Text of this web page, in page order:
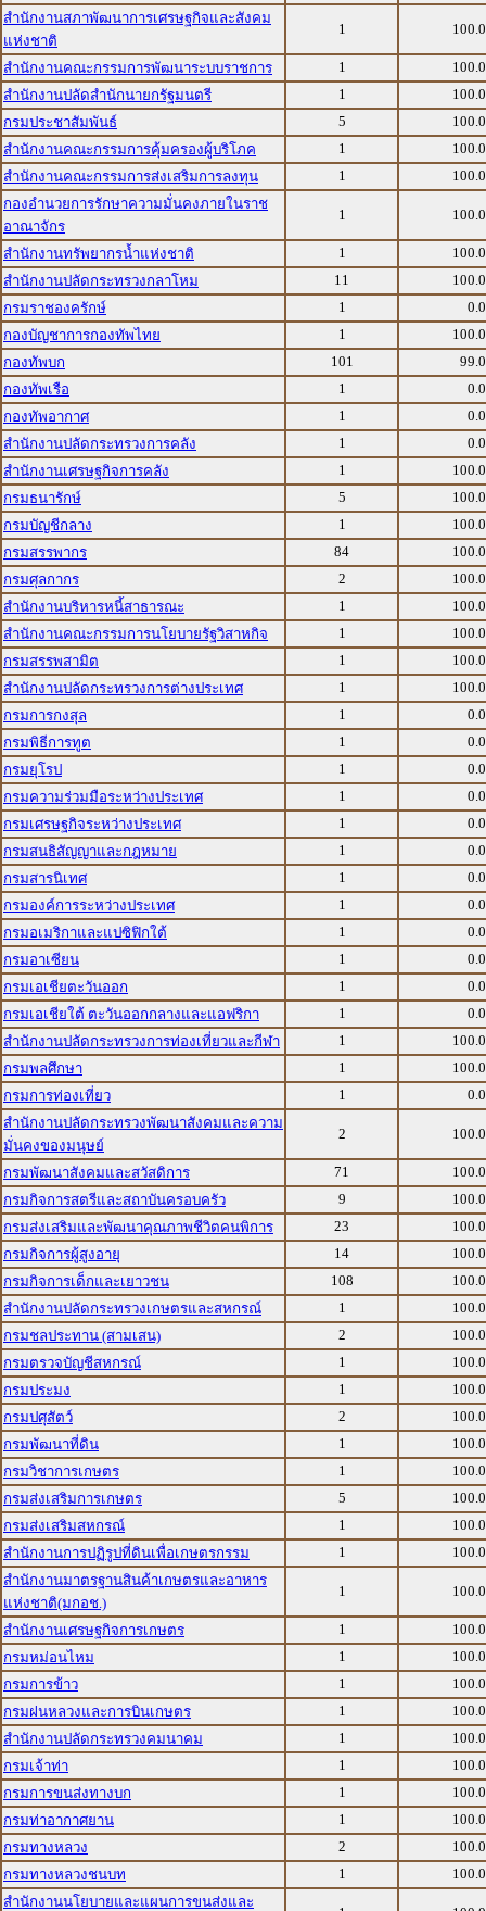
สำนักงานสภาพัฒนาการเศรษฐกิจและสังคม
แห่งชาติ
1
สำนักงานคณะกรรมการพัฒนาระบบราชการ 1
สำนักงานปลัดสำนักนายกรัฐมนตรี
1
กรมประชาสัมพันธ์
5
สำนักงานคณะกรรมการคุ้มครองผู้บริโภค
1
สำนักงานคณะกรรมการส่งเสริมการลงทุน
1
กองอำนวยการรักษาความมั่นคงภายในราช
อาณาจักร
1
สำนักงานทรัพยากรน้ำแห่งชาติ 1
สำนักงานปลัดกระทรวงกลาโหม
11
กรมราชองครักษ์
1
กองบัญชาการกองทัพไทย
1
กองทัพบก
101
กองทัพเรือ
1
กองทัพอากาศ
1
สำนักงานปลัดกระทรวงการคลัง
1
สำนักงานเศรษฐกิจการคลัง
1
กรมธนารักษ์
5
กรมบัญชีกลาง
1
กรมสรรพากร
84
กรมศุลกากร
2
สำนักงานบริหารหนี้สาธารณะ
1
สำนักงานคณะกรรมการนโยบายรัฐวิสาหกิจ
1
กรมสรรพสามิต
1
สำนักงานปลัดกระทรวงการต่างประเทศ
1
กรมการกงสุล
1
กรมพิธีการทูต
1
กรมยุโรป
1
กรมความร่วมมือระหว่างประเทศ
1
กรมเศรษฐกิจระหว่างประเทศ
1
กรมสนธิสัญญาและกฎหมาย
1
กรมสารนิเทศ
1
กรมองค์การระหว่างประเทศ
1
กรมอเมริกาและแปซิฟิกใต้
1
กรมอาเซียน
1
กรมเอเชียตะวันออก
1
กรมเอเชียใต้ ตะวันออกกลางและแอฟริกา
1
สำนักงานปลัดกระทรวงการท่องเที่ยวและกีฬา
1
กรมพลศึกษา
1
กรมการท่องเที่ยว
1
สำนักงานปลัดกระทรวงพัฒนาสังคมและความ
มั่นคงของมนุษย์
2
กรมพัฒนาสังคมและสวัสดิการ 71
กรมกิจการสตรีและสถาบันครอบครัว
9
กรมส่งเสริมและพัฒนาคุณภาพชีวิตคนพิการ
23
กรมกิจการผู้สูงอายุ
14
กรมกิจการเด็กและเยาวชน
108
สำนักงานปลัดกระทรวงเกษตรและสหกรณ์
1
กรมชลประทาน (สามเสน)
2
กรมตรวจบัญชีสหกรณ์
1
กรมประมง
1
กรมปศุสัตว์
2
กรมพัฒนาที่ดิน
1
กรมวิชาการเกษตร
1
กรมส่งเสริมการเกษตร
5
กรมส่งเสริมสหกรณ์
1
สำนักงานการปฏิรูปที่ดินเพื่อเกษตรกรรม
1
สำนักงานมาตรฐานสินค้าเกษตรและอาหาร
แห่งชาติ(มกอช.)
1
สำนักงานเศรษฐกิจการเกษตร 1
กรมหม่อนไหม
1
กรมการข้าว
1
กรมฝนหลวงและการบินเกษตร
1
สำนักงานปลัดกระทรวงคมนาคม
1
กรมเจ้าท่า
1
กรมการขนส่งทางบก
1
กรมท่าอากาศยาน
1
กรมทางหลวง
2
กรมทางหลวงชนบท
1
สำนักงานนโยบายและแผนการขนส่งและ